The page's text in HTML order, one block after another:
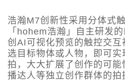
浩瀚M7创新性采用分体式
「hohem浩瀚」自主研发
创AI可视化预览的触控交
选目标物体或人物，即可
拍，大大扩展了创作的可
播达人等独立创作群体的拍